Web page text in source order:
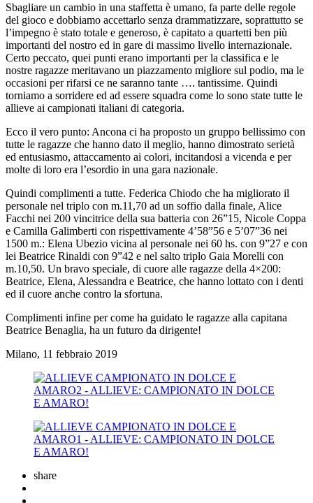
Sbagliare un cambio in una staffetta è umano, fa parte delle regole
del gioco e dobbiamo accettarlo senza drammatizzare, soprattutto se
l’impegno è stato totale e generoso, è capitato a quartetti ben più
importanti del nostro ed in gare di massimo livello internazionale.
Certo peccato, quei punti erano importanti per la classifica e le
nostre ragazze meritavano un piazzamento migliore sul podio, ma le
occasioni per rifarsi ce ne saranno tante …. tantissime. Quindi
torniamo a sorridere ed ad essere squadra come lo sono state tutte le
allieve ai campionati italiani di categoria.
Ecco il vero punto: Ancona ci ha proposto un gruppo bellissimo con
tutte le ragazze che hanno dato il meglio, hanno dimostrato serietà
ed entusiasmo, attaccamento ai colori, incitandosi a vicenda e per
molte di loro era l’esordio in una gara nazionale.
Quindi complimenti a tutte. Federica Chiodo che ha migliorato il
personale nel triplo con m.11,70 ad un soffio dalla finale, Alice
Facchi nei 200 vincitrice della sua batteria con 26”15, Nicole Coppa
e Camilla Galimberti con rispettivamente 4’58”56 e 5’07”36 nei
1500 m.: Elena Ubezio vicina al personale nei 60 hs. con 9”27 e con
lei Beatrice Rinaldi con 9”42 e nel salto triplo Gaia Morelli con
m.10,50. Un bravo speciale, di cuore alle ragazze della 4×200:
Beatrice, Elena, Alessandra e Beatrice, che hanno lottato con i denti
ed il cuore anche contro la sfortuna.
Complimenti infine per come ha guidato le ragazze alla capitana
Beatrice Benaglia, ha un futuro da dirigente!
Milano, 11 febbraio 2019
share